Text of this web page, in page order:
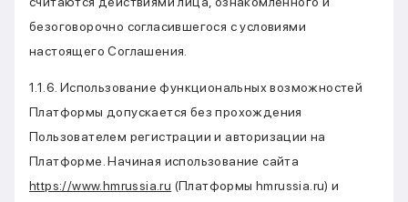
безоговорочно согласившегося с условиями
настоящего Соглашения.
1.1.6. Использование функциональных возможностей
Платформы допускается без прохождения
Пользователем регистрации и авторизации на
Платформе. Начиная использование сайта
https://www.hmrussia.ru (Платформы hmrussia.ru) и